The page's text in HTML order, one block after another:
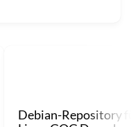
Debian-Repository